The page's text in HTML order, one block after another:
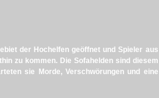
der Hochelfen geöffnet und Spieler aus
zu kommen. Die Sofahelden sind diesem
sie Morde, Verschwörungen und eine